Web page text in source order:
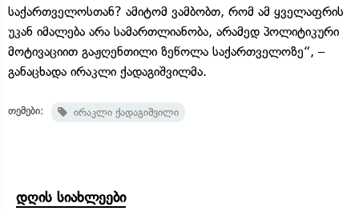
საქართველოსთან? ამიტომ ვამბობთ, რომ ამ ყველაფრის
უკან იმალება არა სამართლიანობა, არამედ პოლიტიკური
მოტივაციით გაჟღენთილი ზეწოლა საქართველოზე“, –
განაცხადა ირაკლი ქადაგიშვილმა.
თემები: ირაკლი ქადაგიშვილი
დღის სიახლეები